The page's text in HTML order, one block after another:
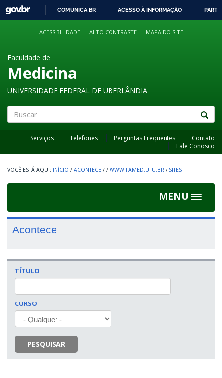
PARA
O
GOVBR
COMUNICA BR ACESSO À INFORMAÇÃO
ACESSIBILIDADE ALTO CONTRASTE MAPA DO SITE
Faculdade de
Medicina
UNIVERSIDADE FEDERAL DE UBERLÂNDIA
Serviços Telefones Perguntas Frequentes
Contato
Fale Conosco
INÍCIO / ACONTECE / / WWW.FAMED.UFU.BR / SITES
MENU
Toggle
Acontece
TÍTULO
CURSO
PESQUISAR